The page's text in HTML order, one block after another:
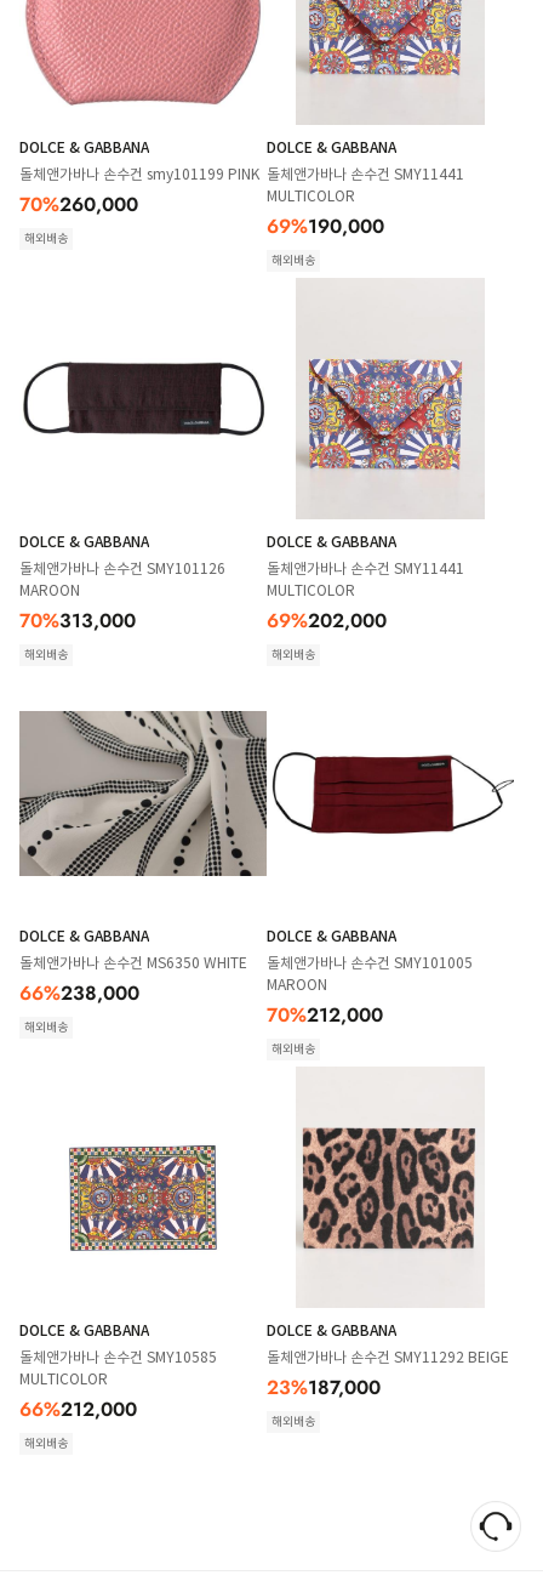
DOLCE & GABBANA
돌체앤가바나 손수건 smy101199 PINK
70%260,000
해외배송
DOLCE & GABBANA
돌체앤가바나 손수건 SMY11441
MULTICOLOR
69%190,000
해외배송
DOLCE & GABBANA
돌체앤가바나 손수건 SMY101126
MAROON
70%313,000
해외배송
DOLCE & GABBANA
돌체앤가바나 손수건 SMY11441
MULTICOLOR
69%202,000
해외배송
DOLCE & GABBANA
돌체앤가바나 손수건 MS6350 WHITE
66%238,000
해외배송
DOLCE & GABBANA
돌체앤가바나 손수건 SMY101005
MAROON
70%212,000
해외배송
DOLCE & GABBANA
돌체앤가바나 손수건 SMY10585
MULTICOLOR
66%212,000
해외배송
DOLCE & GABBANA
돌체앤가바나 손수건 SMY11292 BEIGE
23%187,000
해외배송